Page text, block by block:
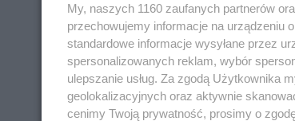
My, naszych 1160 zaufanych partnerów
przechowujemy informacje na urządzeniu
standardowe informacje wysyłane przez
spersonalizowanych reklam, wybór
ulepszanie usług. Za zgodą Użytkownika
geolokalizacyjnych oraz aktywnie
cenimy Twoją prywatność, prosimy o